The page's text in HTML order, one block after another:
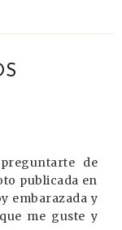
de
publicada en
embarazada y
me guste y